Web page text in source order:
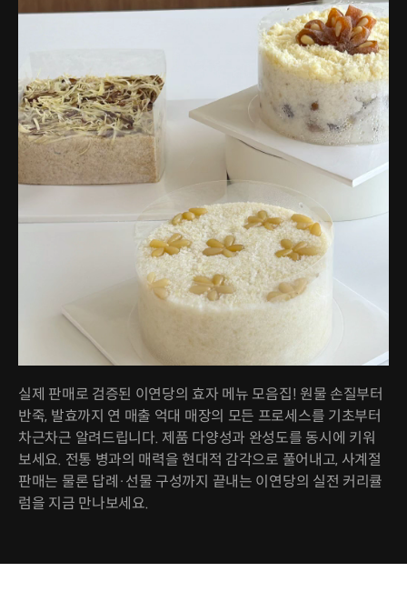
실제 판매로 검증된 이연당의 효자 메뉴 모음집! 원물 손질부터
반죽, 발효까지 연 매출 억대 매장의 모든 프로세스를 기초부터
차근차근 알려드립니다. 제품 다양성과 완성도를 동시에 키워
보세요. 전통 병과의 매력을 현대적 감각으로 풀어내고, 사계절
판매는 물론 답례·선물 구성까지 끝내는 이연당의 실전 커리큘
럼을 지금 만나보세요.